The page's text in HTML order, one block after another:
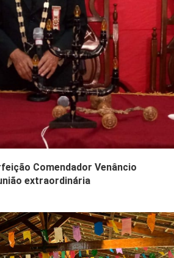
Comendador Venâncio
extraordinária